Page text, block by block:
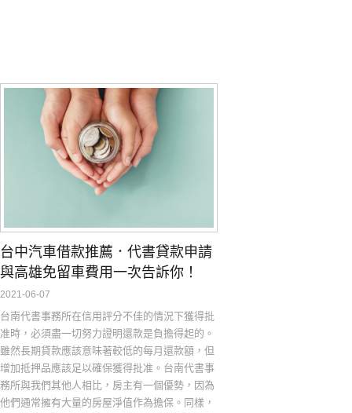
台中汽車借款推薦．代書貸款申請
與高雄免留車費用一次告訴你！
2021-06-07
台南代書事務所在信用評分不佳的情況下獲得批
准時，必須盡一切努力證明還款是負擔得起的。
雖然長期貸款應該意味著較低的每月還款額，但
增加抵押品應該足以確保獲得批准。台南代書事
務所與我們其他人相比，房主有一個優勢，因為
他們通常擁有大量的房屋淨值作為擔保。同樣，